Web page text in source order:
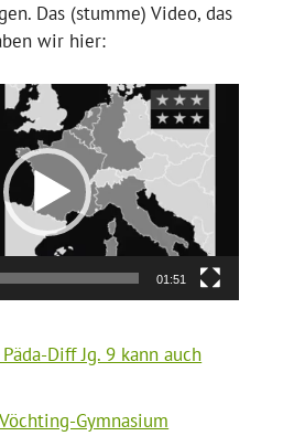
Das (stumme) Video, das
wir hier:
01:51
Diff Jg. 9 kann auch
Gymnasium